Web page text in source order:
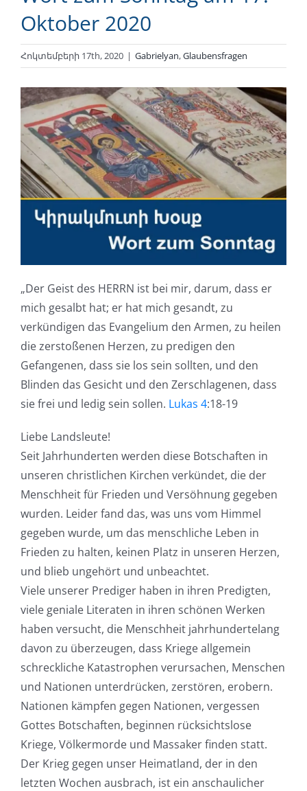
Oktober 2020
Հոկտեմբերի 17th, 2020 | Gabrielyan,Glaubensfragen
„Der Geist des HERRN ist bei mir, darum, dass er
mich gesalbt hat; er hat mich gesandt, zu
verkündigen das Evangelium den Armen, zu heilen
die zerstoßenen Herzen, zu predigen den
Gefangenen, dass sie los sein sollten, und den
Blinden das Gesicht und den Zerschlagenen, dass
sie frei und ledig sein sollen. Lukas 4:18-19
Liebe Landsleute!
Seit Jahrhunderten werden diese Botschaften in
unseren christlichen Kirchen verkündet, die der
Menschheit für Frieden und Versöhnung gegeben
wurden. Leider fand das, was uns vom Himmel
gegeben wurde, um das menschliche Leben in
Frieden zu halten, keinen Platz in unseren Herzen,
und blieb ungehört und unbeachtet.
Viele unserer Prediger haben in ihren Predigten,
viele geniale Literaten in ihren schönen Werken
haben versucht, die Menschheit jahrhundertelang
davon zu überzeugen, dass Kriege allgemein
schreckliche Katastrophen verursachen, Menschen
und Nationen unterdrücken, zerstören, erobern.
Nationen kämpfen gegen Nationen, vergessen
Gottes Botschaften, beginnen rücksichtslose
Kriege, Völkermorde und Massaker finden statt.
Der Krieg gegen unser Heimatland, der in den
letzten Wochen ausbrach, ist ein anschaulicher